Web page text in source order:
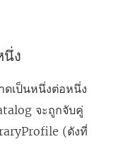
นึ่ง
ดเป็นหนึ่งต่อหนึ่ง
จะถูกจับคู่
(ดังที่